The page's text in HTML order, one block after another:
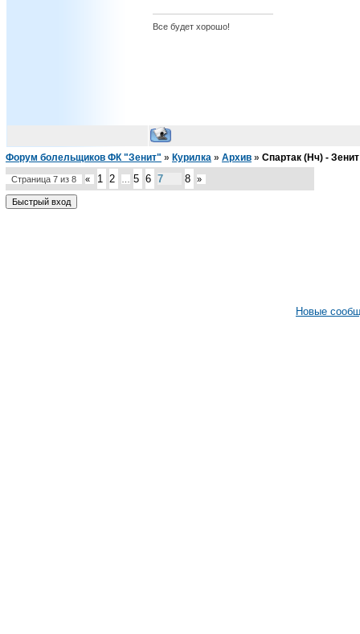
Все будет хорошо!
Форум болельщиков ФК "Зенит" » Курилка » Архив » Спартак (Нч) - Зенит
Страница 7 из 8 « 1 2 5 6 7 8 »
Новые